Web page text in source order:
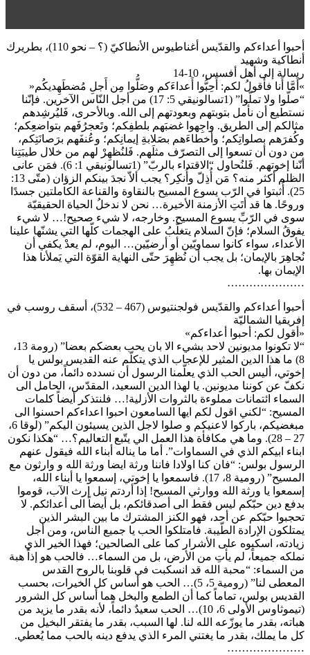
أحبوا أعداءكم والقدّيس أغناطيوس الأنطاكيّ (؟ – نحو 110)، بطريرك
أنطاكية وشهيد
رسالة إلى أهل أفسس، 10-14
»أَمَّا أَنا فأَقولُ لكم: أَحِبُّوا أَعداءَكم وصَلُّوا مِن أَجلِ مُضطَهِديكُم«
“صلّوا ولا تملّوا” (1تسالونيقي 5: 17) من أجل النّاس الآخرين. فإنّنا
نستطيع أن نأمل بتوبتهم وبعودتهم إلى الله. وبالأحرى، فَليُرشِدهم
مثالكم إلى الطريق. واجِهوا غضبَهم بلطفِكم؛ وتَعجرُفَهم بتواضعِكم؛
وكُفرَهم بصلواتِكم؛ وأخطاءَهم بصَلابةِ إيمانِكم؛ وعُنفَهم برَصانَتِكم،
من دون أن تسعوا إلى التصرّف مثلَهم. فَلنُظهِرْ لهم من خلال طيبَتِنا
أنّنا إخوتهم. فَلنُحاول “الاقتداء بالربّ” (1تسالونيقي 1: 6). فمَن عانى
الظلم أكثر منه؟ مَن أُذِلّ وأُنكِر؟ يجب ألاّ نجدَ بينكم الزؤان (متّى 13:
25). أُثبتوا في الرّب يسوع المسيح بالنقاوة والقناعة الكاملتين جسدًا
وروحًا. ها قد أتَتِ الأزمنة الأخيرة… نحن لا ندخلُ الحياة الحقيقيّة
سوى في الرّبِّ يسوع المسيح. وخارجه، لا شيء صحيح!… لا شيء
يفوقُ السلام؛ فإنّ السلام يتغلّبُ على الهجمات كلّها التي يشنّها علينا
الأعداء، سواء كانوا سماويّين أو أرضيّين… اليوم، لم يعدْ يكفي أن
نُجاهِرَ بالإيمان؛ بل يجب أن نُظهِرَ حتّى النهاية القوّة التي يَملأنا هذا
الإيمان بها.
…………………
أحبوا أعداءكم والقدّيس فولجنتيوس (467 – 532)، أسقف روسب في
إفريقيا الشماليّة
«أقول لكم: أحبوا أعداءكم»
“لا تكونوا مديونين لاحد بشيء الا بان يحب بعضكم بعضا” (رومة 13،
8) ما هذا الدين المثير للإعجاب الذي يتكلّم عنه القديس بولس يا
إخوتي، أليس الحب الذي يعلّمنا الرسول أن نسدده دائماً، من دون أن
نكفّ عن كوننا مديونين. يا لهذا الدين السعيد، المقدّس، الحامل الى
السماء ائتمانات مملوءة بالثروات الأزلية!… فلنتذكر أيضاً كلمات
المسيح: “لكني اقول لكم ايها السامعون احبوا اعداءكم احسنوا الى
مبغضيكم، باركوا لاعنيكم و صلوا لاجل الذين يسيئون اليكم” (لوقا 6،
27 – 28). وما هي مكافأة هذا العمل الي يتّبع التعاليم؟… “هكذا نكون
ابناء ابيكم الذي في السماوات”. أما ما يناله أبناء الله فيقول عنهم
الرسول بولس: “فان كنا اولادا فاننا ورثة ايضا ورثة الله و وارثون مع
المسيح” (رومية 8، 17). فاسمعوا يا إخوتي، إسمعوا يا أبناء الله،
إسمعوا يا ورثة الله ووارثي المسيح! إذا أردتم نيل إرث الآب، قوموا
بدفع دين حبّكم ليس فقط الى أصدقائكم، بل أيضاً الى أعدائكم. لا
تحجبوا حبّكم عن أحد، فهو الكنز المشترك ما بين البشر الذين
يمتلكون الإرادة الطّيبة. فامتلكوا الحب يا جميع الناس، ومن أجل
زيادته، اسكبوه على الأشرار كما على الصالحين؛ فهذا الخير الذي
نملكه جميعاً، لم يأتِ من الأرض، بل من السماء… فالحب هو إذاً هبة
من السماء: “محبة الله قد انسكبت في قلوبنا بالروح القدس
المعطى لنا” (رومية 5، 5)… الحب هو أساس كل الخيرات، بحسب
القديس بولس، تماماً كما أن الطمع والبخل هما أساس كل الشرور
(تيموثاوس الأولى 6، 10)… الحب سعيدٌ دائماً، لأنه بقدر ما يزيد من
هباته، بقدر ما يوزّعه الله لنا. لها السبب، بقدر ما يفتقر البخيل من
كل ما يملك، بقدر ما يغتني المرء الذي يدفع دينه بالحب مما يُعطي.
…………………